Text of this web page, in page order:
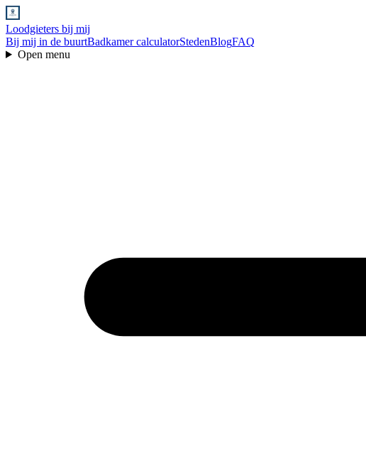
Loodgieters bij mij
Bij mij in de buurtBadkamer calculatorStedenBlogFAQ
Open menu